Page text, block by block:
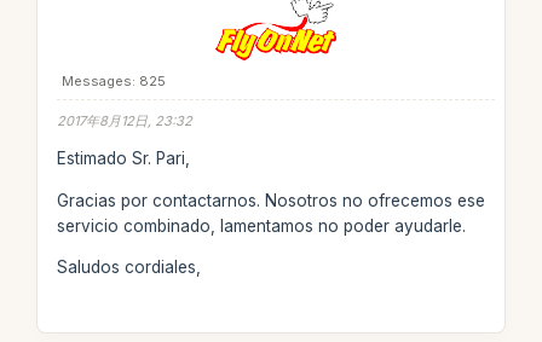
Messages: 825
2017年8月12日, 23:32
Estimado Sr. Pari,
Gracias por contactarnos. Nosotros no ofrecemos ese
servicio combinado, lamentamos no poder ayudarle.
Saludos cordiales,